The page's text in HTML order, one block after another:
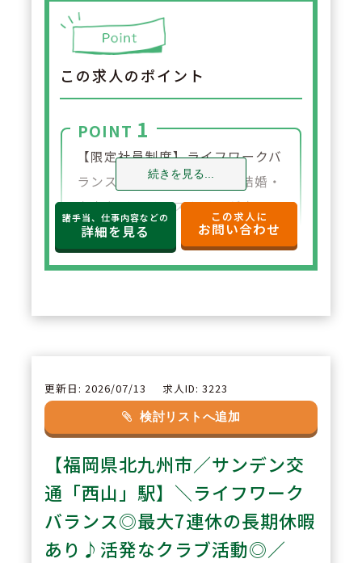
この求人のポイント
POINT 1
【限定社員制度】ライフワークバ
ランスを重視されており、結婚・
出産などライフスタイルが変わっ
た場合、社員区分を変更する事が
出来ます。
POINT2
が取得できます。また分割で取得
も可能でありご自身にあった休暇
が取得できます。
POINT 3
【教育研修制度】「できる人」よ
り「やりたい人」を求められてお
続きを見る...
諸手当、仕事内容などの
詳細を見る
この求人に
お問い合わせ
更新日: 2026/07/13 求人ID: 3223
検討リストへ追加
【福岡県北九州市／サンデン交
通「西山」駅】＼ライフワーク
バランス◎最大7連休の長期休暇
あり♪活発なクラブ活動◎／